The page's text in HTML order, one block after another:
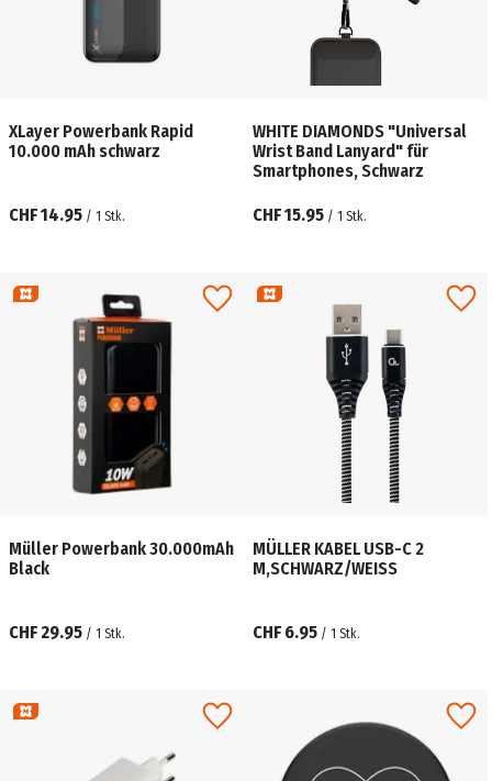
XLayer Powerbank Rapid
10.000 mAh schwarz
CHF 14.95 / 1 Stk.
WHITE DIAMONDS "Universal
Wrist Band Lanyard" für
Smartphones, Schwarz
CHF 15.95 / 1 Stk.
Müller Powerbank 30.000mAh
Black
CHF 29.95 / 1 Stk.
MÜLLER KABEL USB-C 2
M,SCHWARZ/WEISS
CHF 6.95 / 1 Stk.